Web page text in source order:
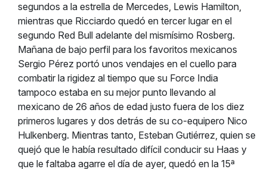
segundos a la estrella de Mercedes, Lewis Hamilton,
mientras que Ricciardo quedó en tercer lugar en el
segundo Red Bull adelante del mismísimo Rosberg.
Mañana de bajo perfil para los favoritos mexicanos
Sergio Pérez portó unos vendajes en el cuello para
combatir la rigidez al tiempo que su Force India
tampoco estaba en su mejor punto llevando al
mexicano de 26 años de edad justo fuera de los diez
primeros lugares y dos detrás de su co-equipero Nico
Hulkenberg. Mientras tanto, Esteban Gutiérrez, quien se
quejó que le había resultado difícil conducir su Haas y
que le faltaba agarre el día de ayer, quedó en la 15ª